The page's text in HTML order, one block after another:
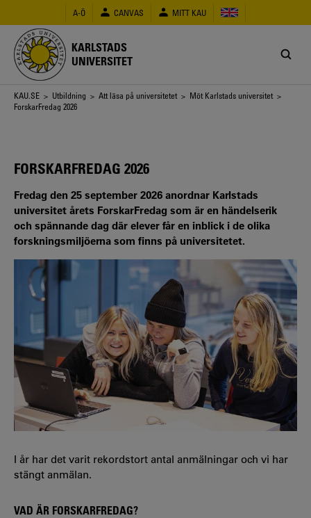
huvudinnehåll
A-Ö CANVAS MITT KAU
KARLSTADS
UNIVERSITET
Länkstig
KAU.SE > Utbildning > Att läsa på universitetet > Möt Karlstads universitet >
ForskarFredag 2026
FORSKARFREDAG 2026
Fredag den 25 september 2026 anordnar Karlstads
universitet årets ForskarFredag som är en händelserik
och spännande dag där elever får en inblick i de olika
forskningsmiljöerna som finns på universitetet.
I år har det varit rekordstort antal anmälningar och vi har
stängt anmälan.
VAD ÄR FORSKARFREDAG?